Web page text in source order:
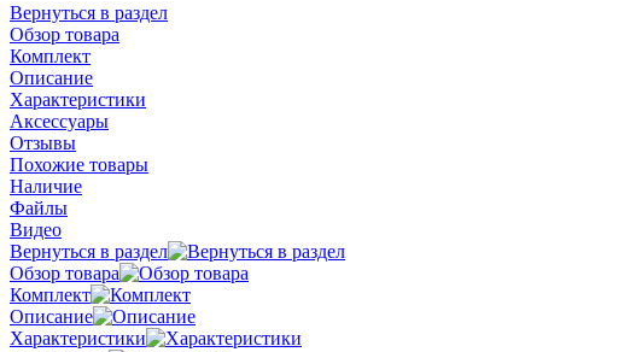
Вернуться в раздел
Обзор товара
Комплект
Описание
Характеристики
Аксессуары
Отзывы
Похожие товары
Наличие
Файлы
Видео
Вернуться в раздел
Обзор товара
Комплект
Описание
Характеристики